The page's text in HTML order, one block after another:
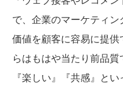
で、企業のマーケティ
価値を顧客に容易に提
らはもはや当たり前品質
『楽しい』『共感』と